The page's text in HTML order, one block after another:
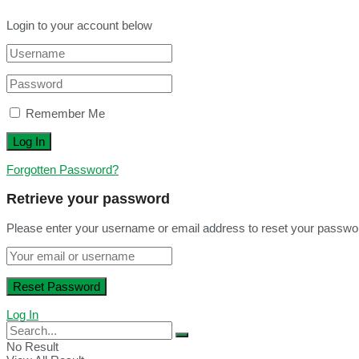
Login to your account below
Remember Me
Forgotten Password?
Retrieve your password
Please enter your username or email address to reset your
Log In
No Result